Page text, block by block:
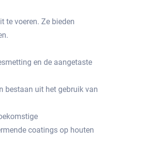
te voeren.​ Ze bieden
en de aangetaste
bestaan uit het gebruik van
coatings op houten